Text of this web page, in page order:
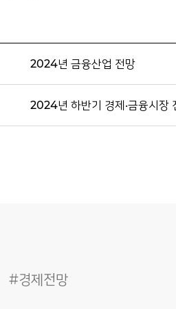
2024년 금융산업 전망
2024년 하반기 경제·금융시장
#경제전망